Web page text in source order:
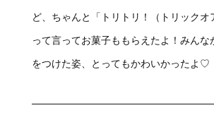
ど、ちゃんと「トリトリ！（トリックオ
って言ってお菓子ももらえたよ！みんな
をつけた姿、とってもかわいかったよ♡